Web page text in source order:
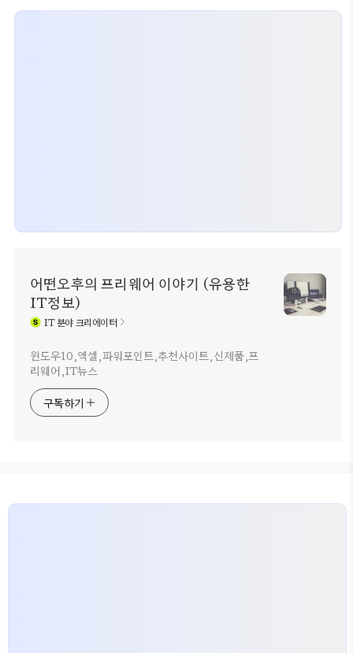
어떤오후의 프리웨어 이야기 (유용한
IT정보)
IT분야 크리에이터
윈도우10,엑셀,파워포인트,추천사이트,신제품,프
리웨어,IT뉴스
구독하기